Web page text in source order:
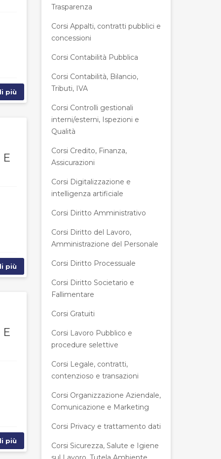
più
più
più
Trasparenza
Corsi Appalti, contratti pubblici e
concessioni
Corsi Contabilità Pubblica
Corsi Contabilità, Bilancio,
Tributi, IVA
Corsi Controlli gestionali
interni/esterni, Ispezioni e
Qualità
Corsi Credito, Finanza,
Assicurazioni
Corsi Digitalizzazione e
intelligenza artificiale
Corsi Diritto Amministrativo
Corsi Diritto del Lavoro,
Amministrazione del Personale
Corsi Diritto Processuale
Corsi Diritto Societario e
Fallimentare
Corsi Gratuiti
Corsi Lavoro Pubblico e
procedure selettive
Corsi Legale, contratti,
contenzioso e transazioni
Corsi Organizzazione Aziendale,
Comunicazione e Marketing
Corsi Privacy e trattamento dati
Corsi Sicurezza, Salute e Igiene